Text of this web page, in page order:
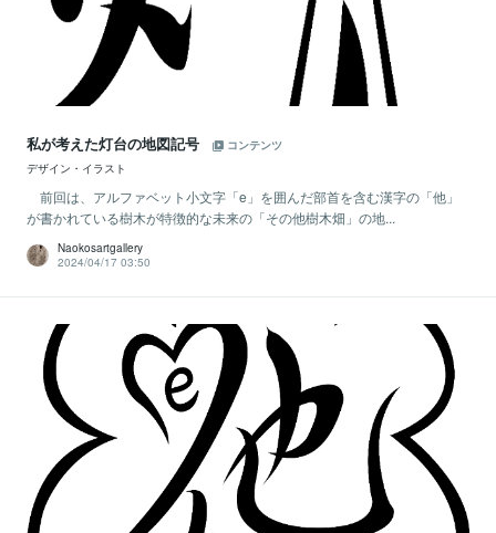
私が考えた灯台の地図記号
コンテンツ
デザイン・イラスト
前回は、アルファベット小文字「e」を囲んだ部首を含む漢字の「他」
が書かれている樹木が特徴的な未来の「その他樹木畑」の地...
Naokosartgallery
2024/04/17 03:50